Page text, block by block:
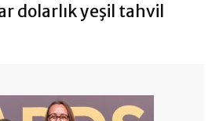
dolarlık yeşil tahvil